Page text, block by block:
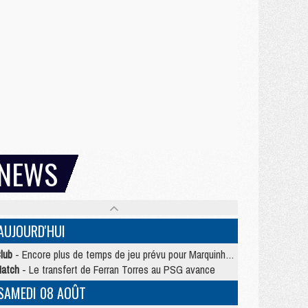
- Encore plus de temps de jeu prévu pour Marquinhos et les Portugais en Supercoupe
- Le transfert de Ferran Torres au PSG avance
08 AOÛT